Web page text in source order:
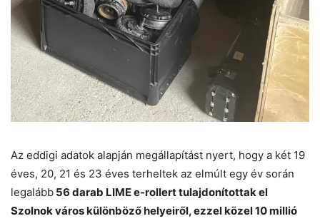
Az eddigi adatok alapján megállapítást nyert, hogy a két 19
éves, 20, 21 és 23 éves terheltek az elmúlt egy év során
legalább 56 darab LIME e-rollert tulajdonítottak el
Szolnok város különböző helyeiről, ezzel közel 10 millió